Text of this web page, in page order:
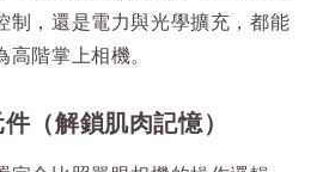
制，還是電力與光學擴充，都能
高階掌上相機。
（解鎖肌肉記憶）